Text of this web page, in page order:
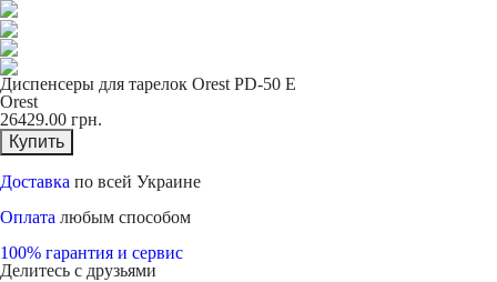
Диспенсеры для тарелок Orest PD-50 Е
Orest
26429.00 грн.
Купить
Доставка по всей Украине
Оплата любым способом
100% гарантия и сервис
Делитесь с друзьями